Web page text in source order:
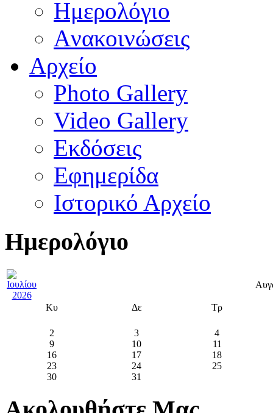
Ημερολόγιο
Aνακοινώσεις
Αρχείο
Photo Gallery
Video Gallery
Εκδόσεις
Εφημερίδα
Ιστορικό Αρχείο
Ημερολόγιο
Κυ Δε Τρ
2 3
4
9
10
11
16
17
18
23
24
25
30
31